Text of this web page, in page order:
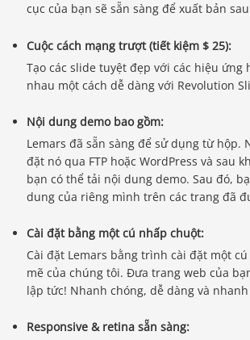
cục của bạn sẽ sẵn sàng để xuất bản
Cuộc cách mạng trượt (tiết kiệm $ 25):
Tạo các slide tuyệt đẹp với các hiệu ứng
nhau một cách dễ dàng với Revolution
Nội dung demo bao gồm:
Lemars đã sẵn sàng để sử dụng từ hộp.
đặt nó qua FTP hoặc WordPress và sau
bạn có thể tải nội dung demo. Sau đó,
dung của riêng mình trên các trang đã
Cài đặt bằng một cú nhấp chuột:
Cài đặt Lemars bằng trình cài đặt một
mẽ của chúng tôi. Đưa trang web của
lập tức! Nhanh chóng, dễ dàng và
Responsive & retina sẵn sàng: